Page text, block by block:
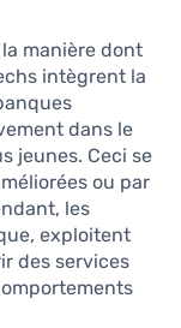
manière dont
intègrent la
dans le
jeunes. Ceci se
ou par
les
exploitent
des services